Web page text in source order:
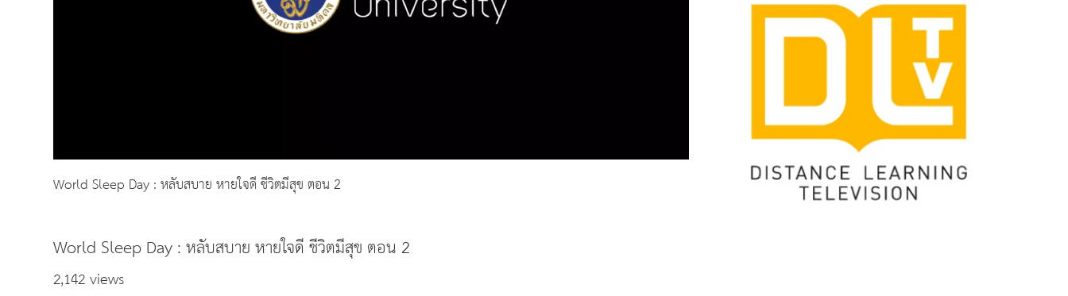
World Sleep Day : หลับสบาย หายใจดี ชีวิตมีสุข ตอน 2
World Sleep Day : หลับสบาย หายใจดี ชีวิตมีสุข ตอน 2
2,142 views